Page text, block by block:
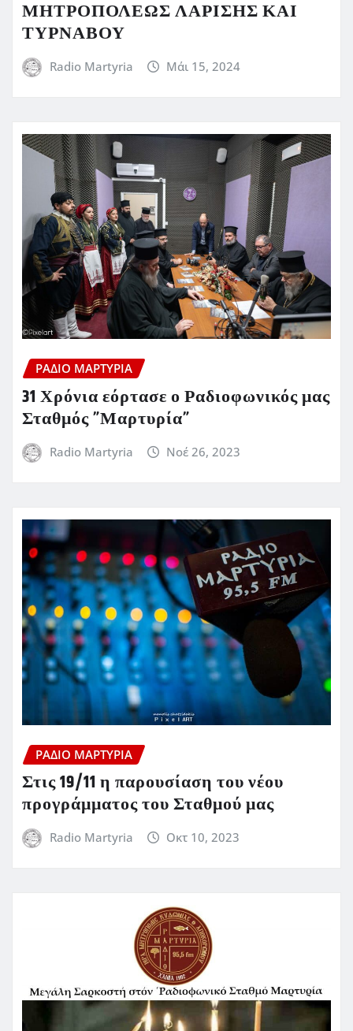
ΜΗΤΡΟΠΟΛΕΩΣ ΛΑΡΙΣΗΣ ΚΑΙ
ΤΥΡΝΑΒΟΥ
Radio Martyria Μάι 15, 2024
ΡΆΔΙΟ ΜΑΡΤΥΡΊΑ
31 Χρόνια εόρτασε ο Ραδιοφωνικός μας
Σταθμός ”Μαρτυρία”
Radio Martyria Νοέ 26, 2023
ΡΆΔΙΟ ΜΑΡΤΥΡΊΑ
Στις 19/11 η παρουσίαση του νέου
προγράμματος του Σταθμού μας
Radio Martyria Οκτ 10, 2023